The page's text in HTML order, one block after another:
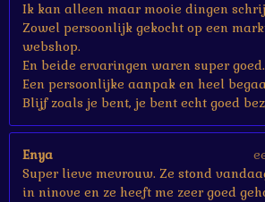
Ik kan alleen maar mooie dingen
Zowel persoonlijk gekocht op een
webshop.
En beide ervaringen waren super goed.
Een persoonlijke aanpak en heel
Blijf zoals je bent, je bent echt goed
Enya
Super lieve mevrouw. Ze stond
in ninove en ze heeft me zeer goed